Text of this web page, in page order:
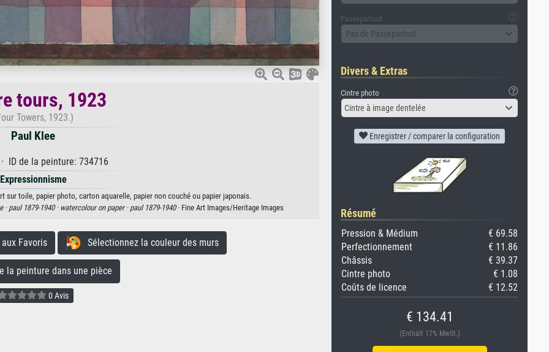
tours, 1923
Towers, 1923.)
Paul Klee
ID de la peinture: 734716
Expressionnisme
sur toile, papier photo, carton aquarelle, papier non couché ou papier japonais.
· paul 1879-1940 · watercolour on paper · paul 1879-1940· Fine Art Images/Heritage Images
Favoris Sélectionnez la couleur des murs
peinture dans une pièce
0 Avis
Passepartout
Pas de Passepartout
Divers & Extras
Cintre photo
Cintre à image dentelée
Enregistrer / comparer la configuration
Résumé
Pression & Médium
€ 69.58
Perfectionnement
€ 11.86
Châssis
€ 39.37
Cintre photo
€ 1.08
Coûts de licence
€ 12.52
€ 134.41
(Enthält 17% MwSt.)